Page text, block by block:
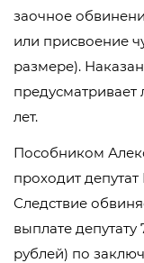
заочное
или присвоение
размере).
лет.
Пособником
проходит
Следствие
выплате
рублей) по